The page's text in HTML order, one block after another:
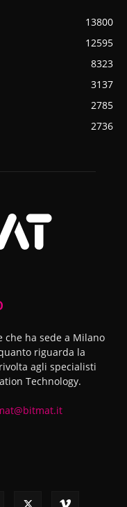
13800
12595
8323
3137
2785
2736
che ha sede a Milano
riguarda la
agli specialisti
Technology.